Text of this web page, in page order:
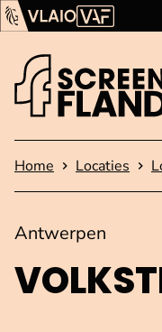
Ga verder naar de inhoud
Vlaams
Startpagina
Home Locaties
Antwerpen